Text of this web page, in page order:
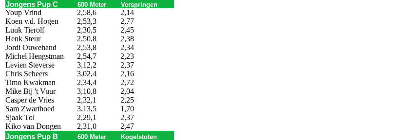
Jongens Pup C 600 Meter Verspringen
Youp Vrind 2,58,6
2,14
Koen v.d. Hogen
2,53,3
2,77
Luuk Tierolf
2,30,5
2,45
Henk Steur
2,50,8
2,38
Jordi Ouwehand
2,53,8
2,34
Michel Hengstman
2,54,7
2,23
Levien Steverse
3,12,2
2,37
Chris Scheers
3,02,4
2,16
Timo Kwakman
2,34,4
2,72
Mike Bij 't Vuur
3,10,8
2,04
Casper de Vries
2,32,1
2,25
Sam Zwarthoed
3,13,5
1,70
Sjaak Tol
2,29,1
2,37
Kiko van Dongen
2,31,0 2,47
Jongens Pup B 600 Meter Kogelstoten